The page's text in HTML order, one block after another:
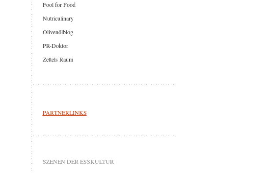
Fool for Food
Nutriculinary
Olivenölblog
PR-Doktor
Zettels Raum
PARTNERLINKS
SZENEN DER ESSKULTUR